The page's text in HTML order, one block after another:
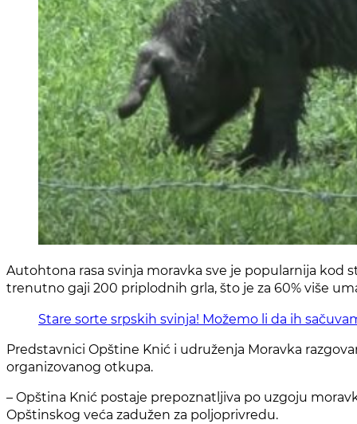
Autohtona rasa svinja moravka sve je popularnija kod
trenutno gaji 200 priplodnih grla, što je za 60% više
Stare sorte srpskih svinja! Možemo li da ih
Predstavnici Opštine Knić i udruženja Moravka
organizovanog otkupa.
– Opština Knić postaje prepoznatljiva po uzgoju
Opštinskog veća zadužen za poljoprivredu.